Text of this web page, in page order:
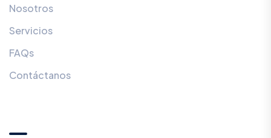
Nosotros
Servicios
FAQs
Contáctanos